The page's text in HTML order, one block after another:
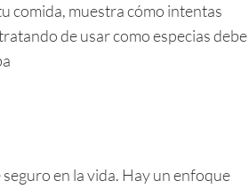
comida, muestra cómo intentas
de usar como especias debe
en la vida. Hay un enfoque